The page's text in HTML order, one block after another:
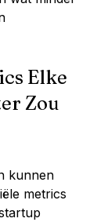
Elke
Zou
kunnen
metrics